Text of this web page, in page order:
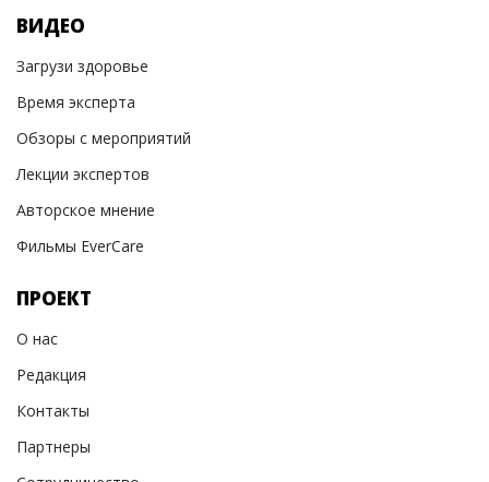
ВИДЕО
Загрузи здоровье
Время эксперта
Обзоры с мероприятий
Лекции экспертов
Авторское мнение
Фильмы EverCare
ПРОЕКТ
О нас
Редакция
Контакты
Партнеры